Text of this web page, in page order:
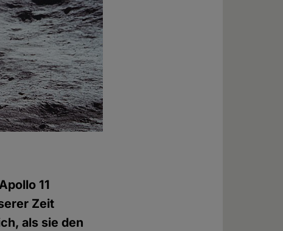
11
Zeit
als sie den